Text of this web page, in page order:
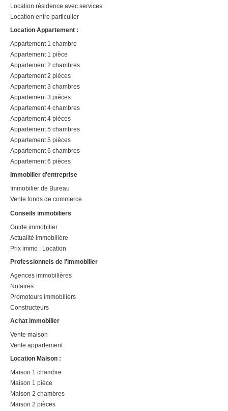
Location résidence avec services
Location entre particulier
Location Appartement :
Appartement 1 chambre
Appartement 1 pièce
Appartement 2 chambres
Appartement 2 pièces
Appartement 3 chambres
Appartement 3 pièces
Appartement 4 chambres
Appartement 4 pièces
Appartement 5 chambres
Appartement 5 pièces
Appartement 6 chambres
Appartement 6 pièces
Immobilier d'entreprise
Immobilier de Bureau
Vente fonds de commerce
Conseils immobiliers
Guide immobilier
Actualité immobilière
Prix immo : Location
Professionnels de l'immobilier
Agences immobilières
Notaires
Promoteurs immobiliers
Constructeurs
Achat immobilier
Vente maison
Vente appartement
Location Maison :
Maison 1 chambre
Maison 1 pièce
Maison 2 chambres
Maison 2 pièces